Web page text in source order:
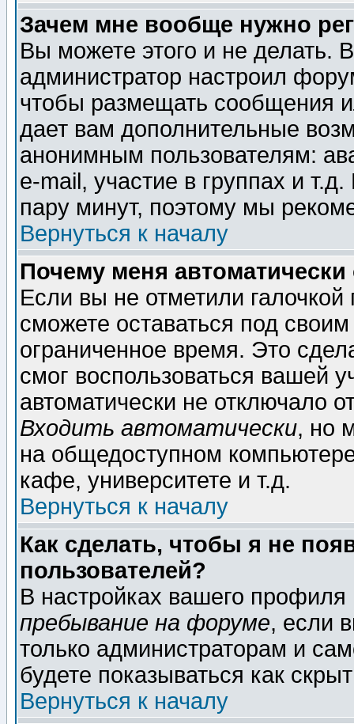
Зачем мне вообще нужно
Вы можете этого и не делать.
администратор настроил
чтобы размещать сообщения
дает вам дополнительные
анонимным пользователям:
e-mail, участие в группах и
пару минут, поэтому мы
Вернуться к началу
Почему меня автоматически
Если вы не отметили галочкой
сможете оставаться под
ограниченное время. Это
смог воспользоваться вашей
автоматически не отключало
Входить автоматически, но
на общедоступном
кафе, университете и т.д.
Вернуться к началу
Как сделать, чтобы я не
пользователей?
В настройках вашего
пребывание на форуме, если
только администраторам и
будете показываться как
Вернуться к началу